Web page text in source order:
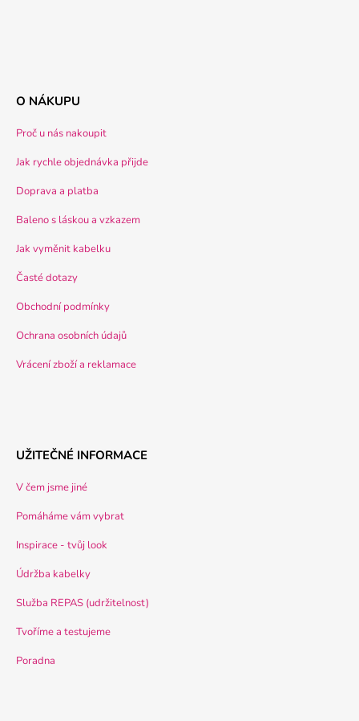
O NÁKUPU
Proč u nás nakoupit
Jak rychle objednávka přijde
Doprava a platba
Baleno s láskou a vzkazem
Jak vyměnit kabelku
Časté dotazy
Obchodní podmínky
Ochrana osobních údajů
Vrácení zboží a reklamace
UŽITEČNÉ INFORMACE
V čem jsme jiné
Pomáháme vám vybrat
Inspirace - tvůj look
Údržba kabelky
Služba REPAS (udržitelnost)
Tvoříme a testujeme
Poradna